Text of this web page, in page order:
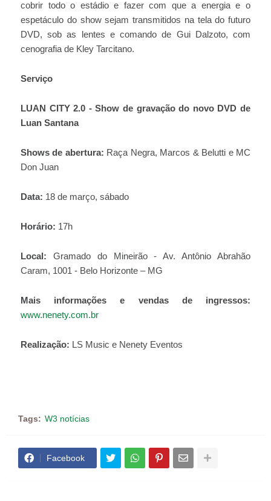
cobrir todo o estádio e fazer com que a energia e o
espetáculo do show sejam transmitidos na tela do futuro
DVD, sob as lentes e comando de Gui Dalzoto, com
cenografia de Kley Tarcitano.
Serviço
LUAN CITY 2.0 - Show de gravação do novo DVD de
Luan Santana
Shows de abertura: Raça Negra, Marcos & Belutti e MC
Don Juan
Data: 18 de março, sábado
Horário: 17h
Local: Gramado do Mineirão - Av. Antônio Abrahão
Caram, 1001 - Belo Horizonte – MG
Mais informações e vendas de ingressos:
www.nenety.com.br
Realização: LS Music e Nenety Eventos
Tags: W3 notícias
Facebook